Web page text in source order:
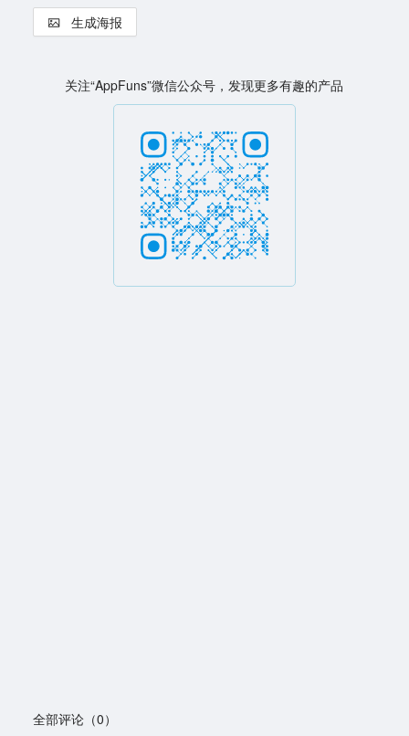
生成海报
关注“AppFuns”微信公众号，发现更多有趣的产品
全部评论（0）